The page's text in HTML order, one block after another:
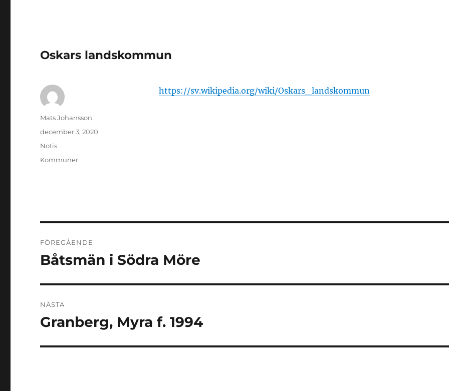
Oskars landskommun
https://sv.wikipedia.org/wiki/Oskars_landskommun
Författare
Mats Johansson
Publicerat
den
december 3, 2020
Format
Notis
Kategorier
Kommuner
FÖREGÅENDE
Föregående
Båtsmän i Södra Möre
NÄSTA
Nästa
Granberg, Myra f. 1994